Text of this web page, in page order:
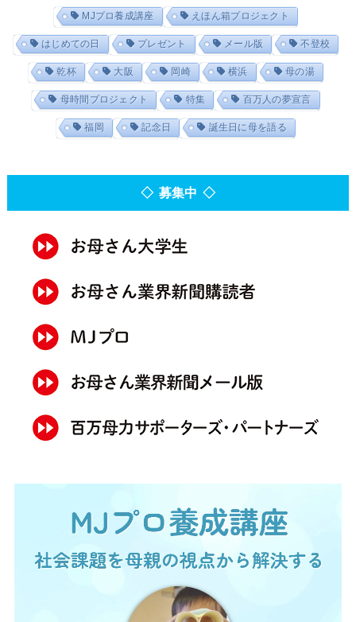
MJプロ養成講座 えほん箱プロジェクト
はじめての日 プレゼント メール版 不登校
乾杯 大阪 岡崎 横浜 母の湯
母時間プロジェクト 特集 百万人の夢宣言
福岡 記念日 誕生日に母を語る
◇ 募集中 ◇